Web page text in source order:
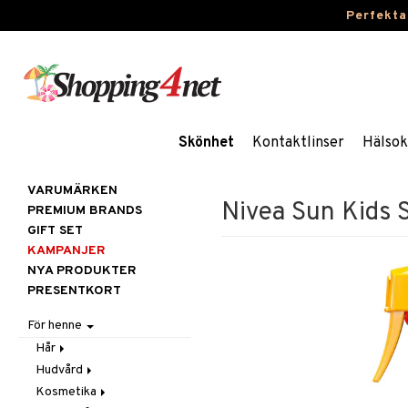
Skönhet Kontaktlinser
Nivea Sun Kids
VARUMÄRKEN
PREMIUM BRANDS
GIFT SET
KAMPANJER
NYA PRODUKTER
PRESENTKORT
För henne
Hår
Accessoarer
Balsam
Hudvård
Ansiktscremer
Kosmetika